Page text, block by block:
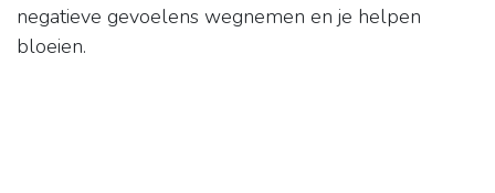
negatieve gevoelens wegnemen en je helpen
bloeien.